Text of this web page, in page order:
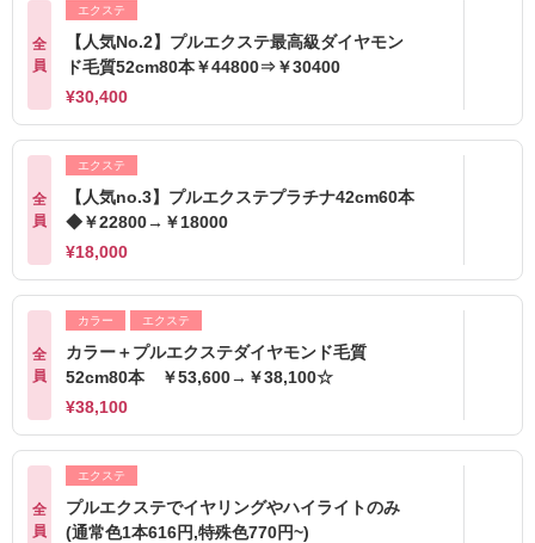
全
員
エクステ
【人気No.2】プルエクステ最高級ダイヤモン
ド毛質52cm80本￥44800⇒￥30400
¥30,400
全
員
エクステ
【人気no.3】プルエクステプラチナ42cm60本
◆￥22800→￥18000
¥18,000
全
員
カラー エクステ
カラー＋プルエクステダイヤモンド毛質
52cm80本 ￥53,600→￥38,100☆
¥38,100
全
員
エクステ
プルエクステでイヤリングやハイライトのみ
(通常色1本616円,特殊色770円~)